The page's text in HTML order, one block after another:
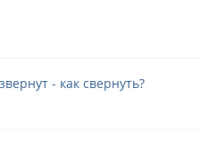
- как свернуть?